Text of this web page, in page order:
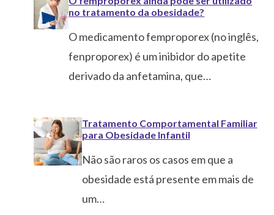
no tratamento da obesidade?
O medicamento femproporex (no inglês,
fenproporex) é um inibidor do apetite
derivado da anfetamina, que…
Tratamento Comportamental Familiar
para Obesidade Infantil
Não são raros os casos em que a
obesidade está presente em mais de
um…